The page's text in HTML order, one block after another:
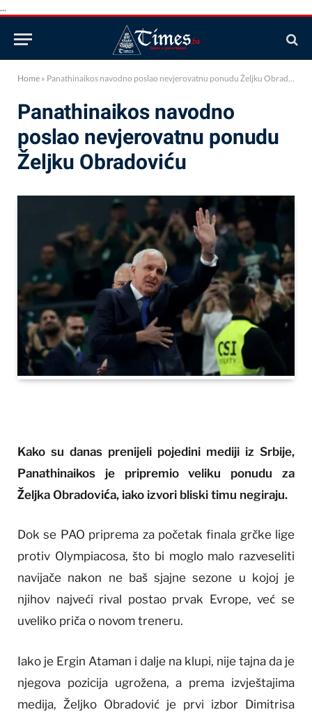
...
Home » Panathinaikos navodno poslao nevjerovatnu ponudu Željku Obradoviću
Panathinaikos navodno
poslao nevjerovatnu ponudu
Željku Obradoviću
Kako su danas prenijeli pojedini mediji iz Srbije,
Panathinaikos je pripremio veliku ponudu za
Željka Obradovića, iako izvori bliski timu negiraju.
Dok se PAO priprema za početak finala grčke lige
protiv Olympiacosa, što bi moglo malo razveseliti
navijače nakon ne baš sjajne sezone u kojoj je
njihov najveći rival postao prvak Evrope, već se
uveliko priča o novom treneru.
Iako je Ergin Ataman i dalje na klupi, nije tajna da je
njegova pozicija ugrožena, a prema izvještajima
medija, Željko Obradović je prvi izbor Dimitrisa